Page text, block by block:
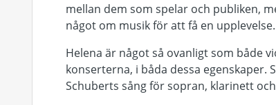
mellan dem som spelar och publiken,
något om musik för att få en
Helena är något så ovanligt som både
konserterna, i båda dessa egenskaper.
Schuberts sång för sopran, klarinett